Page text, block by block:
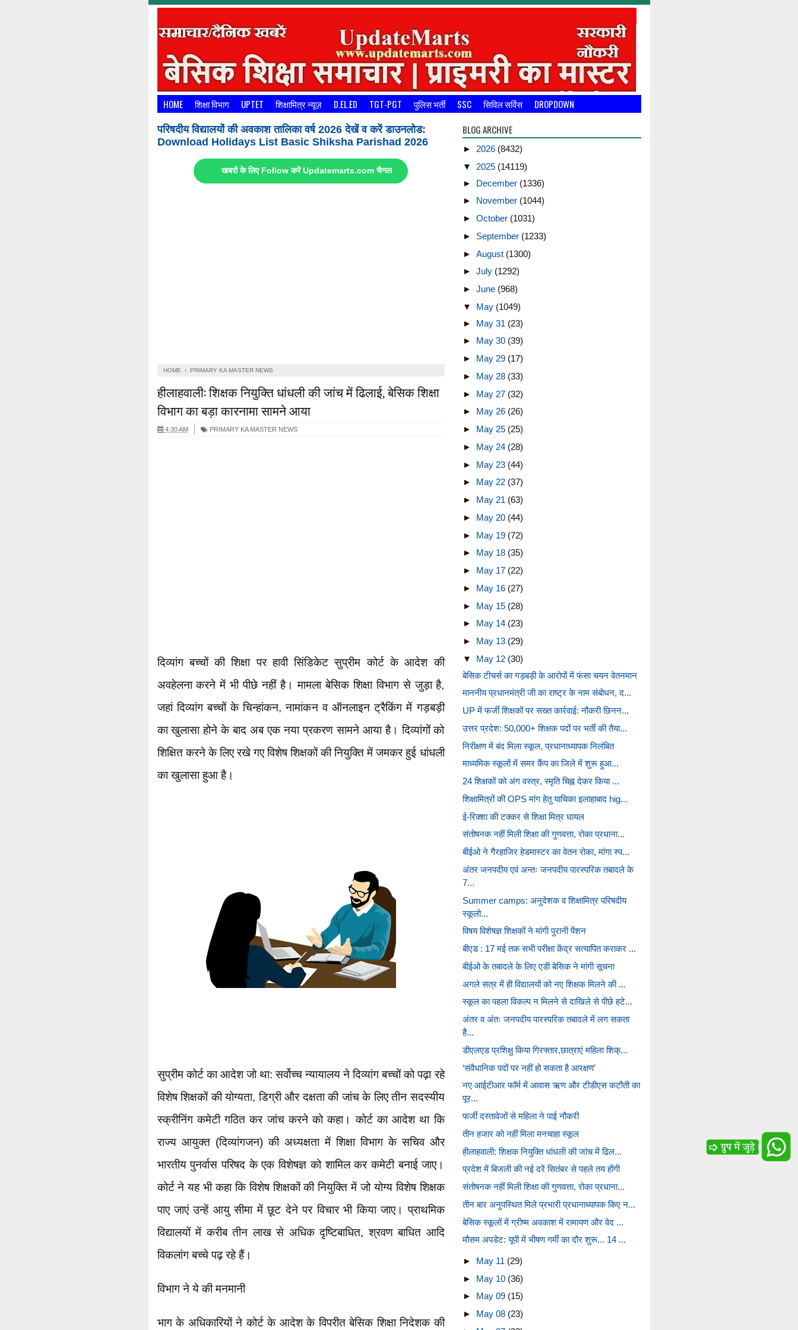
HOME शिक्षा विभाग UPTET शिक्षामित्र न्यूज़ D.EL.ED TGT-PGT पुलिस भर्ती SSC सिविल सर्विस DROPDOWN
परिषदीय विद्यालयों की अवकाश तालिका वर्ष 2026 देखें व करें डाउनलोड:
Download Holidays List Basic Shiksha Parishad 2026
खबरों के लिए Follow करें Updatemarts.com चैनल
HOME › PRIMARY KA MASTER NEWS
हीलाहवाली: शिक्षक नियुक्ति धांधली की जांच में ढिलाई, बेसिक शिक्षा
विभाग का बड़ा कारनामा सामने आया
4:30 AM PRIMARY KA MASTER NEWS
दिव्यांग बच्चों की शिक्षा पर हावी सिंडिकेट सुप्रीम कोर्ट के आदेश की
अवहेलना करने में भी पीछे नहीं है। मामला बेसिक शिक्षा विभाग से जुड़ा है,
जहां दिव्यांग बच्चों के चिन्हांकन, नामांकन व ऑनलाइन ट्रैकिंग में गड़बड़ी
का खुलासा होने के बाद अब एक नया प्रकरण सामने आया है। दिव्यांगों को
शिक्षित करने के लिए रखे गए विशेष शिक्षकों की नियुक्ति में जमकर हुई धांधली
का खुलासा हुआ है।
सुप्रीम कोर्ट का आदेश जो था: सर्वोच्च न्यायालय ने दिव्यांग बच्चों को पढ़ा रहे
विशेष शिक्षकों की योग्यता, डिग्री और दक्षता की जांच के लिए तीन सदस्यीय
स्क्रीनिंग कमेटी गठित कर जांच करने को कहा। कोर्ट का आदेश था कि
राज्य आयुक्त (दिव्यांगजन) की अध्यक्षता में शिक्षा विभाग के सचिव और
भारतीय पुनर्वास परिषद के एक विशेषज्ञ को शामिल कर कमेटी बनाई जाए।
कोर्ट ने यह भी कहा कि विशेष शिक्षकों की नियुक्ति में जो योग्य विशेष शिक्षक
पाए जाएं उन्हें आयु सीमा में छूट देने पर विचार भी किया जाए। प्राथमिक
विद्यालयों में करीब तीन लाख से अधिक दृष्टिबाधित, श्रवण बाधित आदि
विकलांग बच्चे पढ़ रहे हैं।
विभाग ने ये की मनमानी
भाग के अधिकारियों ने कोर्ट के आदेश के विपरीत बेसिक शिक्षा निदेशक की
BLOG ARCHIVE
► 2026 (8432)
▼ 2025 (14119)
► December (1336)
► November (1044)
► October (1031)
► September (1233)
► August (1300)
► July (1292)
► June (968)
▼ May (1049)
► May 31 (23)
► May 30 (39)
► May 29 (17)
► May 28 (33)
► May 27 (32)
► May 26 (26)
► May 25 (25)
► May 24 (28)
► May 23 (44)
► May 22 (37)
► May 21 (63)
► May 20 (44)
► May 19 (72)
► May 18 (35)
► May 17 (22)
► May 16 (27)
► May 15 (28)
► May 14 (23)
► May 13 (29)
▼ May 12 (30)
बेसिक टीचर्स का गड़बड़ी के आरोपों में फंसा चयन वेतनमान
माननीय प्रधानमंत्री जी का राष्ट्र के नाम संबोधन, द...
UP में फर्जी शिक्षकों पर सख्त कार्रवाई: नौकरी छिनन...
उत्तर प्रदेश: 50,000+ शिक्षक पदों पर भर्ती की तैया...
निरीक्षण में बंद मिला स्कूल, प्रधानाध्यापक निलंबित
माध्यमिक स्कूलों में समर कैंप का जिले में शुरू हुआ...
24 शिक्षकों को अंग वस्त्र, स्मृति चिह्न देकर किया ...
शिक्षामित्रों की OPS मांग हेतु याचिका इलाहाबाद hig...
ई-रिक्शा की टक्कर से शिक्षा मित्र घायल
संतोषनक नहीं मिली शिक्षा की गुणवत्ता, रोका प्रधाना...
बीईओ ने गैरहाजिर हेडमास्टर का वेतन रोका, मांगा स्प...
अंतर जनपदीय एवं अन्तः जनपदीय पारस्परिक तबादले के
7...
Summer camps: अनुदेशक व शिक्षामित्र परिषदीय
स्कूलो...
विषय विशेषज्ञ शिक्षकों ने मांगी पुरानी पेंशन
बीएड : 17 मई तक सभी परीक्षा केंद्र सत्यापित कराकर ...
बीईओ के तबादले के लिए एडी बेसिक ने मांगी सूचना
अगले सत्र में ही विद्यालयों को नए शिक्षक मिलने की ...
स्कूल का पहला विकल्प न मिलने से दाखिले से पीछे हटे...
अंतर व अंतः जनपदीय पारस्परिक तबादले में लग सकता
है...
डीएलएड प्रशिक्षु किया गिरफ्तार,छात्राएं महिला शिक्...
‘संवैधानिक पदों पर नहीं हो सकता है आरक्षण’
नए आईटीआर फॉर्म में आवास ऋण और टीडीएस कटौती का
पूर...
फर्जी दस्तावेजों से महिला ने पाई नौकरी
तीन हजार को नहीं मिला मनचाहा स्कूल
हीलाहवाली: शिक्षक नियुक्ति धांधली की जांच में ढिल...
प्रदेश में बिजली की नई दरें सितंबर से पहले तय होंगी
संतोषनक नहीं मिली शिक्षा की गुणवत्ता, रोका प्रधाना...
तीन बार अनुपस्थित मिले प्रभारी प्रधानाध्यापक किए न...
बेसिक स्कूलों में ग्रीष्म अवकाश में रामायण और वेद ...
मौसम अपडेट: यूपी में भीषण गर्मी का दौर शुरू... 14 ...
► May 11 (29)
► May 10 (36)
► May 09 (15)
► May 08 (23)